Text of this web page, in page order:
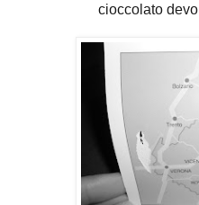
cioccolato